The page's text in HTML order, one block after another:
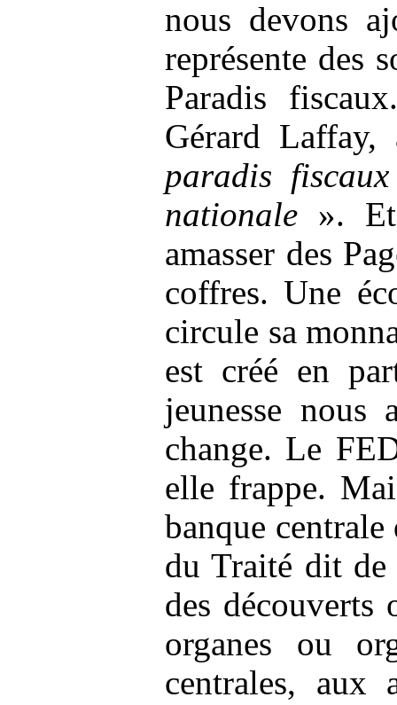
nous devons
représente des
Paradis
Gérard Laffay,
paradis
nationale ».
amasser des
coffres. Une
circule sa
est créé en
jeunesse
change. Le
elle frappe.
banque
du Traité dit
des
organes ou
centrales, aux